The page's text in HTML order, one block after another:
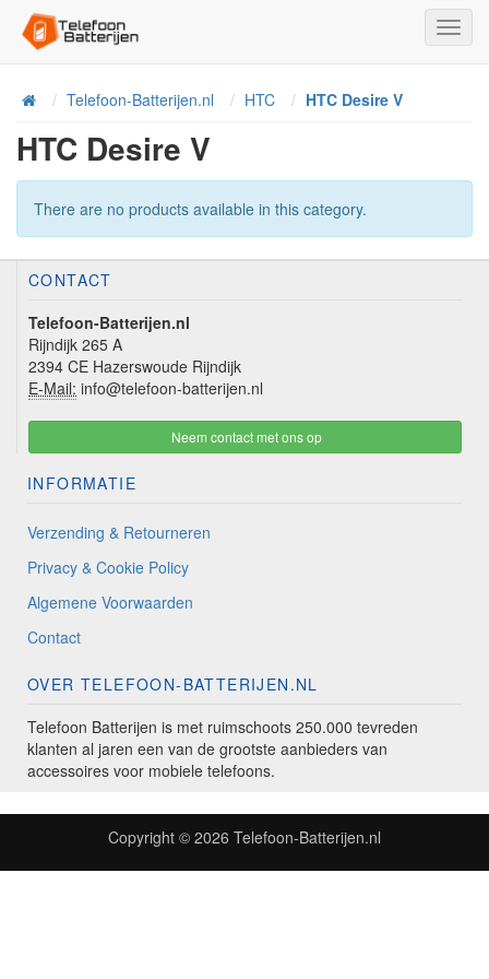
HomeTelefoon-Batterijen.nl HTC HTC Desire V
HTC Desire V
There are no products available in this category.
CONTACT
Telefoon-Batterijen.nl
Rijndijk 265 A
2394 CE Hazerswoude Rijndijk
E-Mail: info@telefoon-batterijen.nl
Neem contact met ons op
INFORMATIE
Verzending & Retourneren
Privacy & Cookie Policy
Algemene Voorwaarden
Contact
OVER TELEFOON-BATTERIJEN.NL
Telefoon Batterijen is met ruimschoots 250.000 tevreden
klanten al jaren een van de grootste aanbieders van
accessoires voor mobiele telefoons.
Copyright © 2026 Telefoon-Batterijen.nl